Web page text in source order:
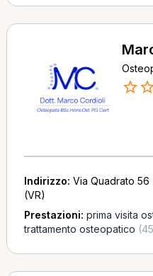
Indirizzo: Via Quadrato
(VR)
Prestazioni: prima visita
trattamento osteopatico